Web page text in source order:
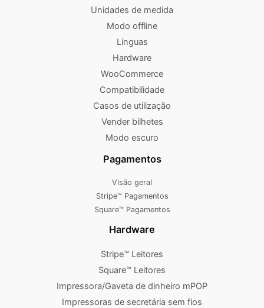
Unidades de medida
Modo offline
Línguas
Hardware
WooCommerce
Compatibilidade
Casos de utilização
Vender bilhetes
Modo escuro
Pagamentos
Visão geral
Stripe™ Pagamentos
Square™ Pagamentos
Hardware
Stripe™ Leitores
Square™ Leitores
Impressora/Gaveta de dinheiro mPOP
Impressoras de secretária sem fios